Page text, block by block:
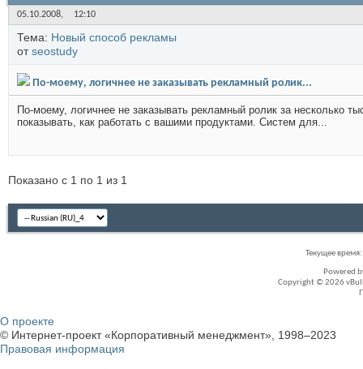
05.10.2008, 12:10
Тема: Новый способ рекламы
отseostudy
По-моему, логичнее не заказывать рекламный ролик...
По-моему, логичнее не заказывать рекламный ролик за несколько
показывать, как работать с вашими продуктами. Систем для...
Показано с 1 по 1 из 1
Текущее время:
Powered
Copyright © 2026
О проекте
© Интернет-проект «Корпоративный менеджмент», 1998–2023
Правовая информация